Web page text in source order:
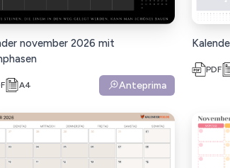
november 2026 mit
A4 Anteprima
PDF